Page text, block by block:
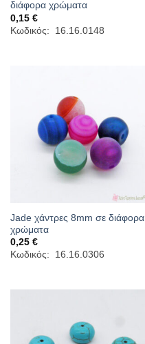
διάφορα χρώματα
0,15 €
Κωδικός: 16.16.0148
Jade χάντρες 8mm σε διάφορα
χρώματα
0,25 €
Κωδικός: 16.16.0306